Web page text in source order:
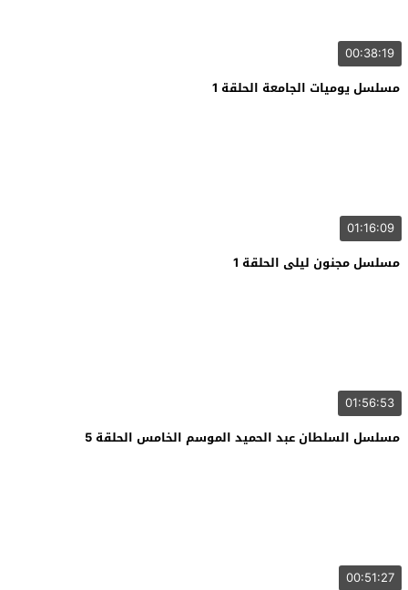
00:38:19
مسلسل يوميات الجامعة الحلقة 1
01:16:09
مسلسل مجنون ليلى الحلقة 1
01:56:53
مسلسل السلطان عبد الحميد الموسم الخامس الحلقة 5
00:51:27